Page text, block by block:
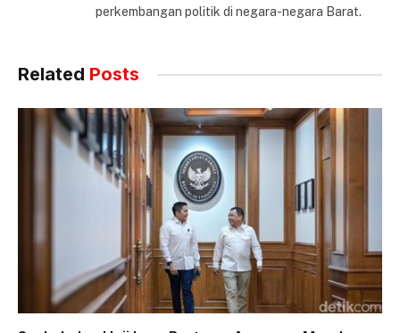
perkembangan politik di negara-negara Barat.
Related Posts